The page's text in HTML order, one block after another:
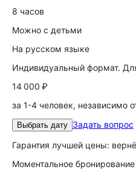
8 часов
Можно с детьми
На русском языке
Индивидуальный формат.
14 000 ₽
за 1-4 человек, независимо
Выбрать дату Задать вопрос
Гарантия лучшей цены:
Моментальное